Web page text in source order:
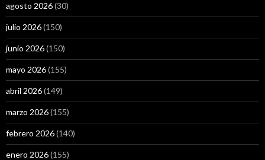
agosto 2026(30)
julio 2026(150)
junio 2026(150)
mayo 2026(155)
abril 2026(149)
marzo 2026(155)
febrero 2026(140)
enero 2026(155)